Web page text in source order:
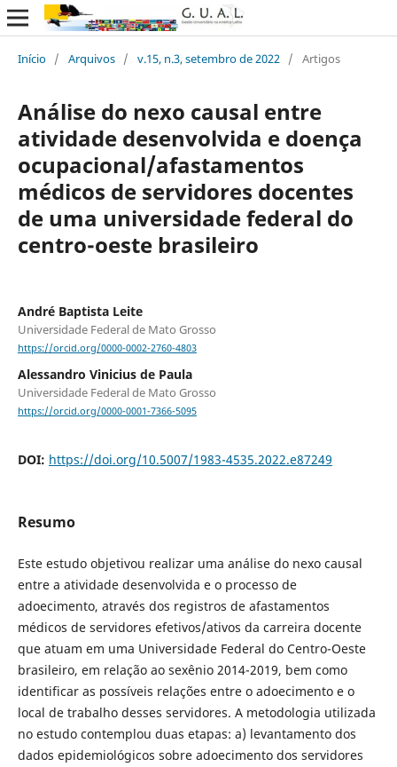
Início / Arquivos / v.15, n.3, setembro de 2022 / Artigos
Análise do nexo causal entre
atividade desenvolvida e doença
ocupacional/afastamentos
médicos de servidores docentes
de uma universidade federal do
centro-oeste brasileiro
André Baptista Leite
Universidade Federal de Mato Grosso
https://orcid.org/0000-0002-2760-4803
Alessandro Vinicius de Paula
Universidade Federal de Mato Grosso
https://orcid.org/0000-0001-7366-5095
DOI: https://doi.org/10.5007/1983-4535.2022.e87249
Resumo
Este estudo objetivou realizar uma análise do nexo causal
entre a atividade desenvolvida e o processo de
adoecimento, através dos registros de afastamentos
médicos de servidores efetivos/ativos da carreira docente
que atuam em uma Universidade Federal do Centro-Oeste
brasileiro, em relação ao sexênio 2014-2019, bem como
identificar as possíveis relações entre o adoecimento e o
local de trabalho desses servidores. A metodologia utilizada
no estudo contemplou duas etapas: a) levantamento dos
dados epidemiológicos sobre adoecimento dos servidores